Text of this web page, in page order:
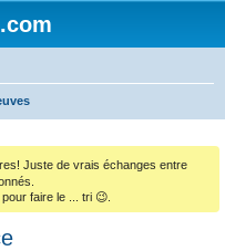
Juste de vrais échanges entre
faire le ... tri 😉.